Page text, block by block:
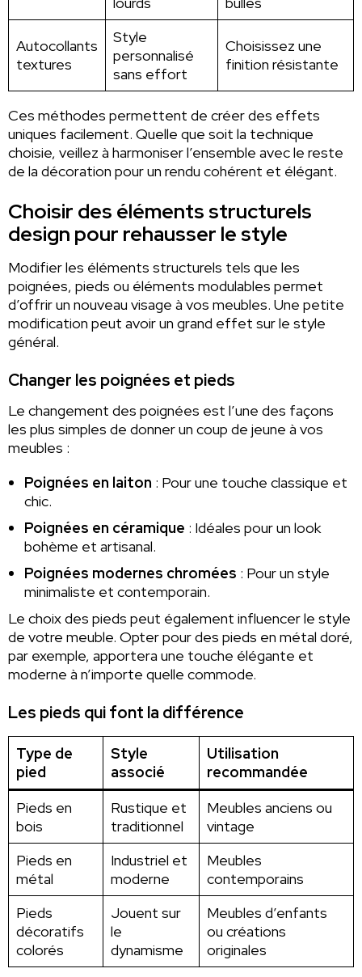
Autocollants
textures
Style
personnalisé
sans effort
Choisissez une
finition résistante
Ces méthodes permettent de créer des effets
uniques facilement. Quelle que soit la technique
choisie, veillez à harmoniser l’ensemble avec le reste
de la décoration pour un rendu cohérent et élégant.
Choisir des éléments structurels
design pour rehausser le style
Modifier les éléments structurels tels que les
poignées, pieds ou éléments modulables permet
d’offrir un nouveau visage à vos meubles. Une petite
modification peut avoir un grand effet sur le style
général.
Changer les poignées et pieds
Le changement des poignées est l’une des façons
les plus simples de donner un coup de jeune à vos
meubles :
Poignées en laiton : Pour une touche classique et
chic.
Poignées en céramique : Idéales pour un look
bohème et artisanal.
Poignées modernes chromées : Pour un style
minimaliste et contemporain.
Le choix des pieds peut également influencer le style
de votre meuble. Opter pour des pieds en métal doré,
par exemple, apportera une touche élégante et
moderne à n’importe quelle commode.
Les pieds qui font la différence
Type de
pied
Style
associé
Utilisation
recommandée
Pieds en
bois
Rustique et
traditionnel
Meubles anciens ou
vintage
Pieds en
métal
Industriel et
moderne
Meubles
contemporains
Pieds
décoratifs
colorés
Jouent sur
le
dynamisme
Meubles d’enfants
ou créations
originales